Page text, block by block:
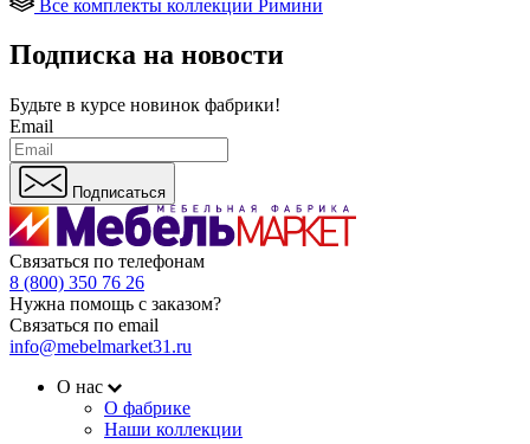
Все комплекты коллекции Римини
Подписка на новости
Будьте в курсе новинок фабрики!
Email
Подписаться
Связаться по телефонам
8 (800) 350 76 26
Нужна помощь с заказом?
Связаться по email
info@mebelmarket31.ru
О нас
О фабрике
Наши коллекции